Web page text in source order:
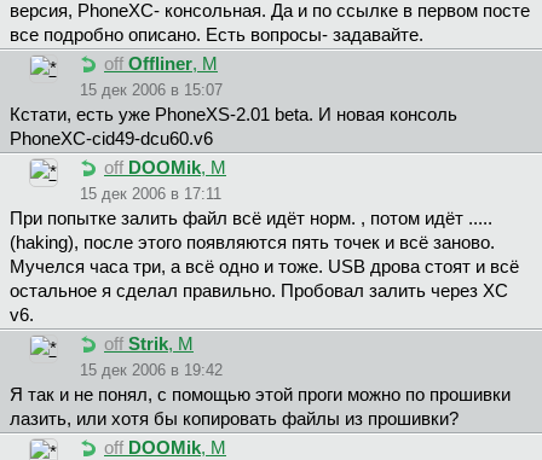
версия, PhoneXC- консольная. Да и по ссылке в первом посте
все подробно описано. Есть вопросы- задавайте.
off Offliner, М
15 дек 2006 в 15:07
Кстати, есть уже PhoneXS-2.01 beta. И новая консоль
PhoneXC-cid49-dcu60.v6
off DOOMik, М
15 дек 2006 в 17:11
При попытке залить файл всё идёт норм. , потом идёт .....
(haking), после этого появляются пять точек и всё заново.
Мучелся часа три, а всё одно и тоже. USB дрова стоят и всё
остальное я сделал правильно. Пробовал залить через XC
v6.
off Strik, М
15 дек 2006 в 19:42
Я так и не понял, с помощью этой проги можно по прошивки
лазить, или хотя бы копировать файлы из прошивки?
off DOOMik, М